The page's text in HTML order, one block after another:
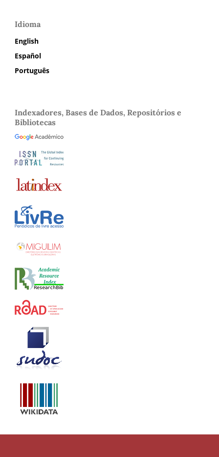
Idioma
English
Español
Português
Indexadores, Bases de Dados, Repositórios e
Bibliotecas